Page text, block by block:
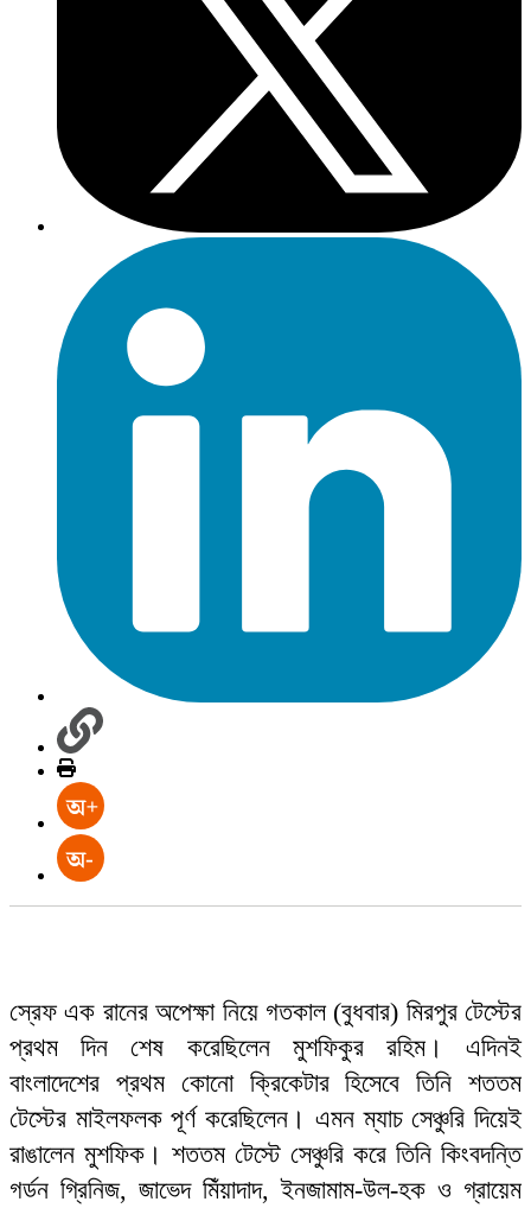
স্রেফ এক রানের অপেক্ষা নিয়ে গতকাল (বুধবার) মিরপুর টেস্টের
প্রথম দিন শেষ করেছিলেন মুশফিকুর রহিম। এদিনই
বাংলাদেশের প্রথম কোনো ক্রিকেটার হিসেবে তিনি শততম
টেস্টের মাইলফলক পূর্ণ করেছিলেন। এমন ম্যাচ সেঞ্চুরি দিয়েই
রাঙালেন মুশফিক। শততম টেস্টে সেঞ্চুরি করে তিনি কিংবদন্তি
গর্ডন গ্রিনিজ, জাভেদ মিঁয়াদাদ, ইনজামাম-উল-হক ও গ্রায়েম